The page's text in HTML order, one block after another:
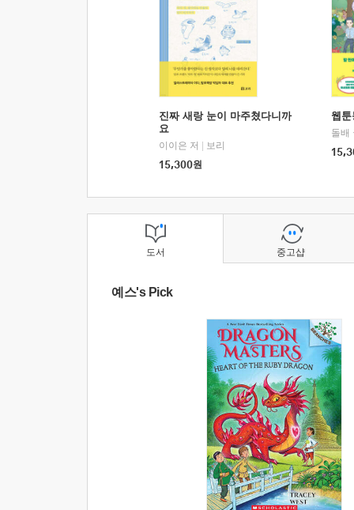
진짜 새랑 눈이 마주쳤다니까
요
이이은 저
보리
15,300원
웹
돌배
도서
예스's Pick
중고샵